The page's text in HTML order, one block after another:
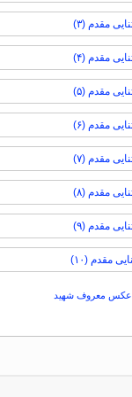
عکس معروف شهید